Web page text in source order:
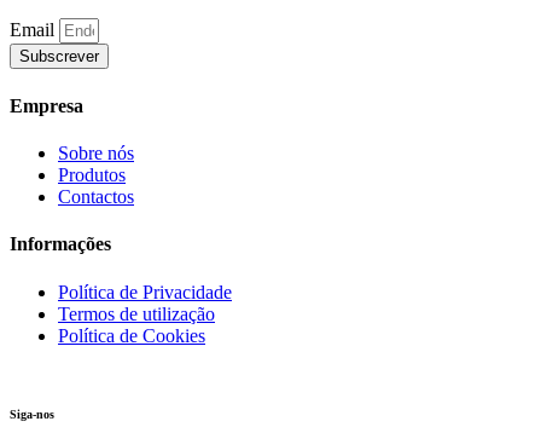
Email
Subscrever
Empresa
Sobre nós
Produtos
Contactos
Informações
Política de Privacidade
Termos de utilização
Política de Cookies
Siga-nos